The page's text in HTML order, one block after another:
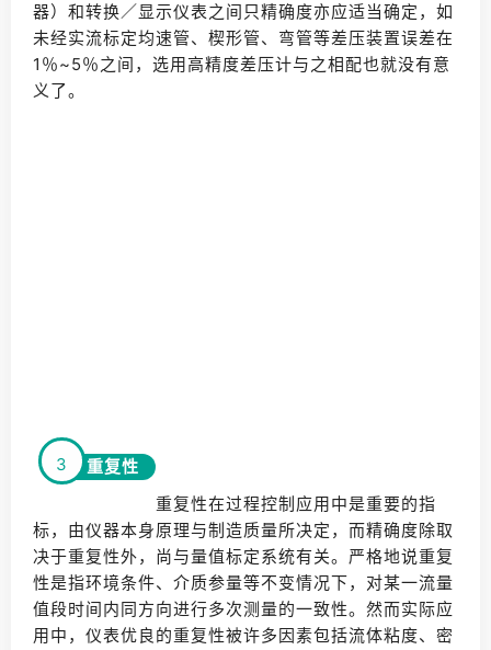
器）和转换／显示仪表之间只精确度亦应适当确定，如
未经实流标定均速管、楔形管、弯管等差压装置误差在
1％~5％之间，选用高精度差压计与之相配也就没有意
义了。
3
重复性
重复性在过程控制应用中是重要的指
标，由仪器本身原理与制造质量所决定，而精确度除取
决于重复性外，尚与量值标定系统有关。严格地说重复
性是指环境条件、介质参量等不变情况下，对某一流量
值段时间内同方向进行多次测量的一致性。然而实际应
用中，仪表优良的重复性被许多因素包括流体粘度、密